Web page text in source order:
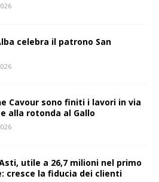
celebra il patrono San
Cavour sono finiti i lavori in via
alla rotonda al Gallo
utile a 26,7 milioni nel primo
cresce la fiducia dei clienti